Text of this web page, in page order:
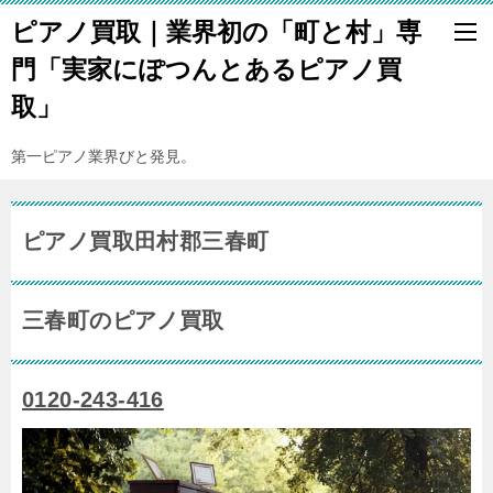
ピアノ買取｜業界初の「町と村」専
門「実家にぽつんとあるピアノ買
取」
第一ピアノ業界びと発見。
ピアノ買取田村郡三春町
三春町のピアノ買取
0120-243-416